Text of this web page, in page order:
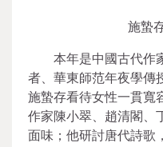
施蟄
本年是中國古代作
者、華東師范年夜學傳
施蟄存看待女性一貫寬
作家陳小翠、趙清閣、
面味；他研討唐代詩歌